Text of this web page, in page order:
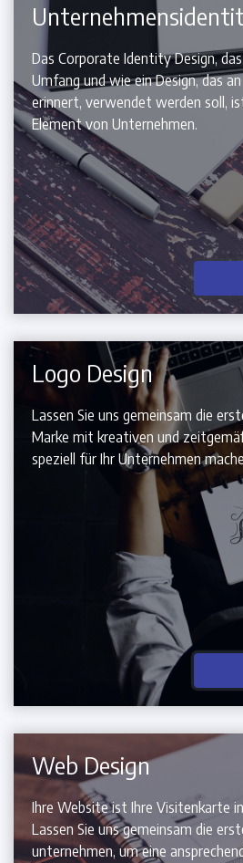
Das Corporate Identity Design,
Umfang und wie ein Design, das
erinnert, verwendet werden soll,
Element von Unternehmen.
Logo Design
Lassen Sie uns gemeinsam die
Marke mit kreativen und
speziell für Ihr Unternehmen
Web Design
Ihre Website ist Ihre Visitenkarte
Lassen Sie uns gemeinsam die
unternehmen, um eine